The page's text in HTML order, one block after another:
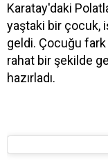
Karatay'daki
yaştaki bir çocuk,
geldi. Çocuğu
rahat bir şekilde
hazırladı.